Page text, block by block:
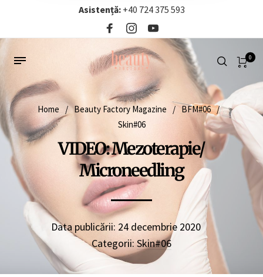
Asistență: +40 724 375 593‬
0
Home / Beauty Factory Magazine / BFM#06 /
Skin#06
VIDEO: Mezoterapie/
Microneedling
Data publicării: 24 decembrie 2020
Categorii:Skin#06